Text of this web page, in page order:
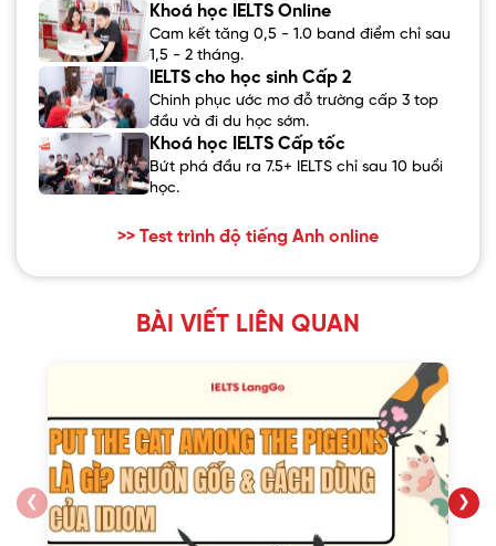
Khoá học IELTS Online
Cam kết tăng 0,5 - 1.0 band điểm chỉ sau
1,5 - 2 tháng.
IELTS cho học sinh Cấp 2
Chinh phục ước mơ đỗ trường cấp 3 top
đầu và đi du học sớm.
Khoá học IELTS Cấp tốc
Bứt phá đầu ra 7.5+ IELTS chỉ sau 10 buổi
học.
>> Test trình độ tiếng Anh online
BÀI VIẾT LIÊN QUAN
❮ ❯